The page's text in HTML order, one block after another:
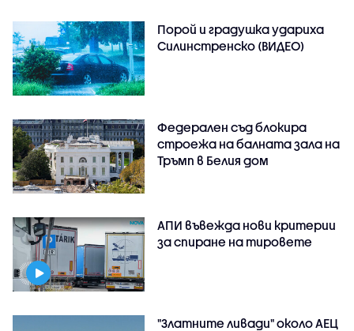
Порой и градушка удариха
Силинстренско (ВИДЕО)
Федерален съд блокира
строежа на балната зала на
Тръмп в Белия дом
АПИ въвежда нови критерии
за спиране на тировете
"Златните ливади" около АЕЦ